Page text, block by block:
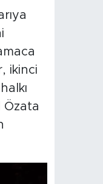
ikinci
Özata